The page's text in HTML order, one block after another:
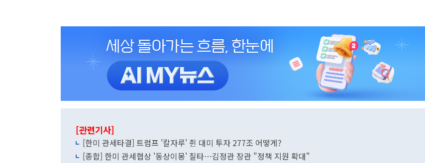
[관련기사]
[한미 관세타결] 트럼프 '칼자루' 쥔 대미 투자 277조 어떻게?
[종합] 한미 관세협상 '동상이몽' 질타…김정관 장관 "정책 지원 확대"